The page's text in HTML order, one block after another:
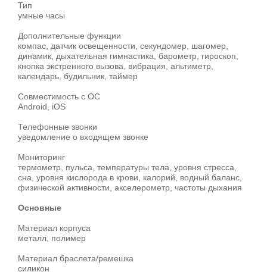
Тип
умные часы
Дополнительные функции
компас, датчик освещенности, секундомер, шагомер,
динамик, дыхательная гимнастика, барометр, гироскоп,
кнопка экстренного вызова, вибрация, альтиметр,
календарь, будильник, таймер
Совместимость с ОС
Android, iOS
Телефонные звонки
уведомление о входящем звонке
Мониторинг
термометр, пульса, температуры тела, уровня стресса,
сна, уровня кислорода в крови, калорий, водный баланс,
физической активности, акселерометр, частоты дыхания
Основные
Материал корпуса
металл, полимер
Материал браслета/ремешка
силикон